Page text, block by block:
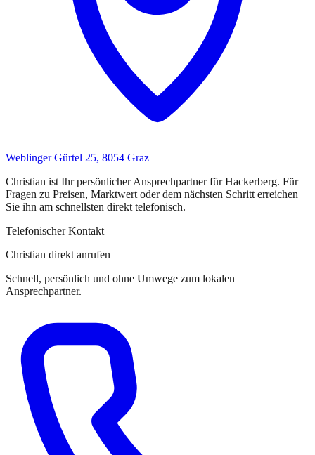
Weblinger Gürtel 25, 8054 Graz
Christian istIhr persönlicher Ansprechpartnerfür Hackerberg. Für
Fragen zu Preisen, Marktwert oder dem nächsten Schritt erreichen
Sie ihn am schnellsten direkt telefonisch.
Telefonischer Kontakt
Christian direkt anrufen
Schnell, persönlich und ohne Umwege zum lokalen
Ansprechpartner.